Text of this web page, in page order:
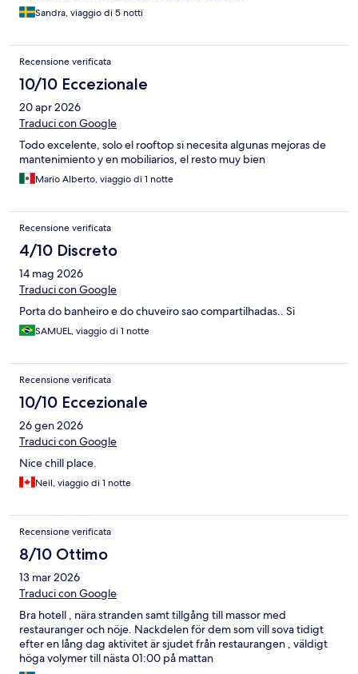
Sandra, viaggio di 5 notti
Recensione verificata
10/10 Eccezionale
20 apr 2026
Traduci con Google
Todo excelente, solo el rooftop si necesita algunas mejoras de
mantenimiento y en mobiliarios, el resto muy bien
Mario Alberto, viaggio di 1 notte
Recensione verificata
4/10 Discreto
14 mag 2026
Traduci con Google
Porta do banheiro e do chuveiro sao compartilhadas.. Si
SAMUEL, viaggio di 1 notte
Recensione verificata
10/10 Eccezionale
26 gen 2026
Traduci con Google
Nice chill place.
Neil, viaggio di 1 notte
Recensione verificata
8/10 Ottimo
13 mar 2026
Traduci con Google
Bra hotell , nära stranden samt tillgång till massor med
restauranger och nöje. Nackdelen för dem som vill sova tidigt
efter en lång dag aktivitet är sjudet från restaurangen , väldigt
höga volymer till nästa 01:00 på mattan